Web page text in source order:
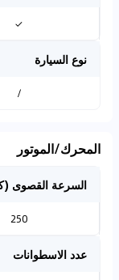
✓
نوع السيارة
/
المحرك/الموتور
السرعة القصوى
250
عدد الاسطوانات